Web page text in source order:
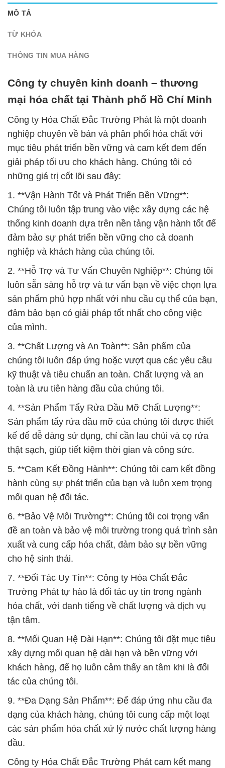
MÔ TẢ
TỪ KHÓA
THÔNG TIN MUA HÀNG
Công ty chuyên kinh doanh – thương
mại hóa chất tại Thành phố Hồ Chí Minh
Công ty Hóa Chất Đắc Trường Phát là một doanh
nghiệp chuyên về bán và phân phối hóa chất với
mục tiêu phát triển bền vững và cam kết đem đến
giải pháp tối ưu cho khách hàng. Chúng tôi có
những giá trị cốt lõi sau đây:
1. **Vận Hành Tốt và Phát Triển Bền Vững**:
Chúng tôi luôn tập trung vào việc xây dựng các hệ
thống kinh doanh dựa trên nền tảng vận hành tốt để
đảm bảo sự phát triển bền vững cho cả doanh
nghiệp và khách hàng của chúng tôi.
2. **Hỗ Trợ và Tư Vấn Chuyên Nghiệp**: Chúng tôi
luôn sẵn sàng hỗ trợ và tư vấn bạn về việc chọn lựa
sản phẩm phù hợp nhất với nhu cầu cụ thể của bạn,
đảm bảo bạn có giải pháp tốt nhất cho công việc
của mình.
3. **Chất Lượng và An Toàn**: Sản phẩm của
chúng tôi luôn đáp ứng hoặc vượt qua các yêu cầu
kỹ thuật và tiêu chuẩn an toàn. Chất lượng và an
toàn là ưu tiên hàng đầu của chúng tôi.
4. **Sản Phẩm Tẩy Rửa Dầu Mỡ Chất Lượng**:
Sản phẩm tẩy rửa dầu mỡ của chúng tôi được thiết
kế để dễ dàng sử dụng, chỉ cần lau chùi và cọ rửa
thật sạch, giúp tiết kiệm thời gian và công sức.
5. **Cam Kết Đồng Hành**: Chúng tôi cam kết đồng
hành cùng sự phát triển của bạn và luôn xem trọng
mối quan hệ đối tác.
6. **Bảo Vệ Môi Trường**: Chúng tôi coi trọng vấn
đề an toàn và bảo vệ môi trường trong quá trình sản
xuất và cung cấp hóa chất, đảm bảo sự bền vững
cho hệ sinh thái.
7. **Đối Tác Uy Tín**: Công ty Hóa Chất Đắc
Trường Phát tự hào là đối tác uy tín trong ngành
hóa chất, với danh tiếng về chất lượng và dịch vụ
tận tâm.
8. **Mối Quan Hệ Dài Hạn**: Chúng tôi đặt mục tiêu
xây dựng mối quan hệ dài hạn và bền vững với
khách hàng, để họ luôn cảm thấy an tâm khi là đối
tác của chúng tôi.
9. **Đa Dạng Sản Phẩm**: Để đáp ứng nhu cầu đa
dạng của khách hàng, chúng tôi cung cấp một loạt
các sản phẩm hóa chất xử lý nước chất lượng hàng
đầu.
Công ty Hóa Chất Đắc Trường Phát cam kết mang